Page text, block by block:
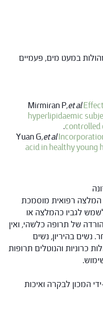
מהולות במעט מים, פעמיים
Mirmiran P,et al
hyperlipidaemic
controlled
Yuan G,et al
acid in healthy young
המלצה רפואית מוסמכת
לגביו כהמלצה או
של תרופה כלשהי, ואין
נשים בהיריון, נשים
כרוניות והנוטלים תרופות
המכון לבקרה ואיכות